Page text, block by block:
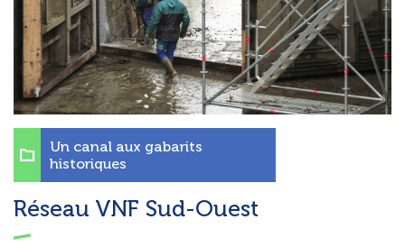
Réseau VNF Sud-Ouest
Un canal aux gabarits
historiques